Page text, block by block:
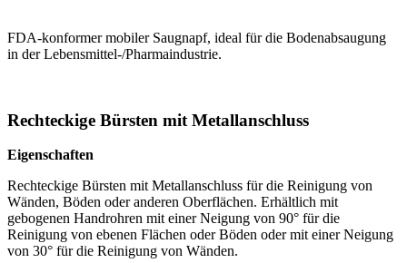
FDA-konformer mobiler Saugnapf, ideal für die Bodenabsaugung
in der Lebensmittel-/Pharmaindustrie.
Rechteckige Bürsten mit Metallanschluss
Eigenschaften
Rechteckige Bürsten mit Metallanschluss für die Reinigung von
Wänden, Böden oder anderen Oberflächen. Erhältlich mit
gebogenen Handrohren mit einer Neigung von 90° für die
Reinigung von ebenen Flächen oder Böden oder mit einer Neigung
von 30° für die Reinigung von Wänden.